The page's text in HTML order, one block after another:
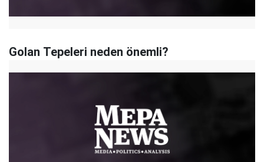
Golan Tepeleri neden önemli?